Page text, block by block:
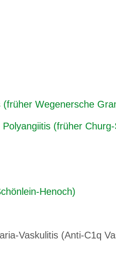
Wegenersche
(früher
Henoch)
Vaskulitis (Anti-C1q